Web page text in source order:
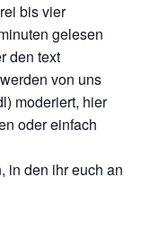
bis vier
gelesen
den text
von uns
moderiert, hier
oder einfach
in den ihr euch an